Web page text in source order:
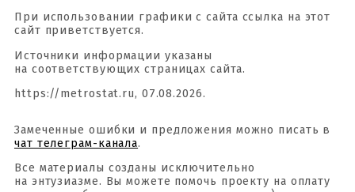
При использовании графики с сайта ссылка на этот
сайт приветствуется.
Источники информации указаны
на соответствующих страницах сайта.
https://metrostat.ru, 07.08.2026.
Замеченные ошибки и предложения можно писать в
чат телеграм-канала.
Все материалы созданы исключительно
на энтузиазме. Вы можете помочь проекту на оплату